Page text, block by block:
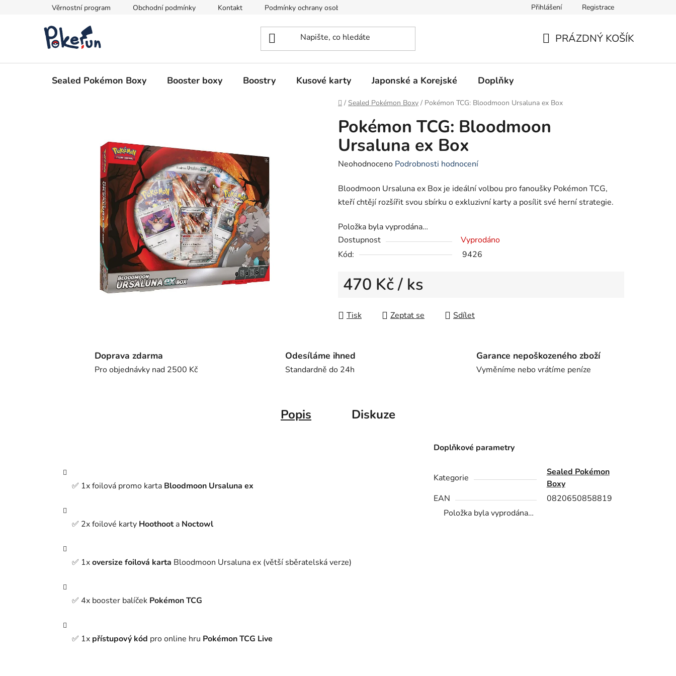
Věrnostní program Obchodní podmínky Kontakt Podmínky ochrany osobních údajů Přihlášení Registrace
PRÁZDNÝ KOŠÍK
Sealed Pokémon Boxy Booster boxy Boostry Kusové karty Japonské a Korejské Doplňky
Domů
/ Sealed Pokémon Boxy / Pokémon TCG: Bloodmoon Ursaluna ex Box
Pokémon TCG: Bloodmoon
Ursaluna ex Box
Průměrné
produktu
je
z
5
hvězdiček.
Neohodnoceno Podrobnosti hodnocení
Bloodmoon Ursaluna ex Box je ideální volbou pro fanoušky Pokémon TCG,
kteří chtějí rozšířit svou sbírku o exkluzivní karty a posílit své herní strategie.
Položka byla vyprodána…
Dostupnost
Vyprodáno
Kód:
9426
470 Kč/ ks
Tisk
Zeptat se Sdílet
Doprava zdarma
Pro objednávky nad 2500 Kč
Odesíláme ihned
Standardně do 24h
Garance nepoškozeného zboží
Vyměníme nebo vrátíme peníze
Popis Diskuze
✅ 1x foilová promo karta Bloodmoon Ursaluna ex
✅ 2x foilové karty Hoothoota Noctowl
✅ 1xoversize foilová karta Bloodmoon Ursaluna ex (větší sběratelská verze)
✅ 4x booster balíček Pokémon TCG
✅ 1x přístupový kód pro online hru Pokémon TCG Live
Doplňkové parametry
Kategorie
Sealed Pokémon
Boxy
EAN
0820650858819
Položka byla vyprodána…